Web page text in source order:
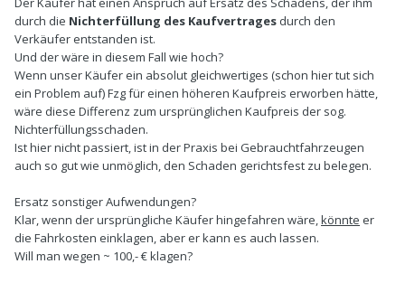
durch die Nichterfüllung des Kaufvertrages durch den
Verkäufer entstanden ist.
Und der wäre in diesem Fall wie hoch?
Wenn unser Käufer ein absolut gleichwertiges (schon hier tut sich
ein Problem auf) Fzg für einen höheren Kaufpreis erworben hätte,
wäre diese Differenz zum ursprünglichen Kaufpreis der sog.
Nichterfüllungsschaden.
Ist hier nicht passiert, ist in der Praxis bei Gebrauchtfahrzeugen
auch so gut wie unmöglich, den Schaden gerichtsfest zu belegen.
Ersatz sonstiger Aufwendungen?
Klar, wenn der ursprüngliche Käufer hingefahren wäre,könnte er
die Fahrkosten einklagen, aber er kann es auch lassen.
Will man wegen ~ 100,- € klagen?